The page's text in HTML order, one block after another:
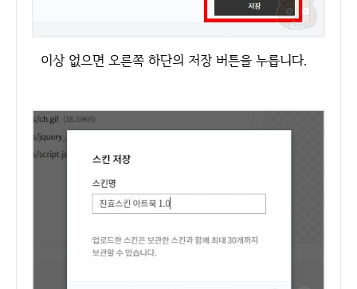
이상 없으면 오른쪽 하단의 저장 버튼을 누릅니다.